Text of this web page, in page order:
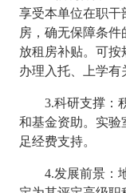
享受本单位在职干
房，确无保障条
放租房补贴。可
办理入托、上学有
3.科研支撑：
和基金资助。实验
足经费支持。
4.发展前景：